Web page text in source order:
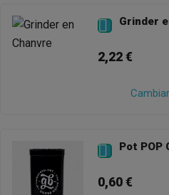
 Grinder
2,22 €
Cambiar
 Pot POP
0,60 €